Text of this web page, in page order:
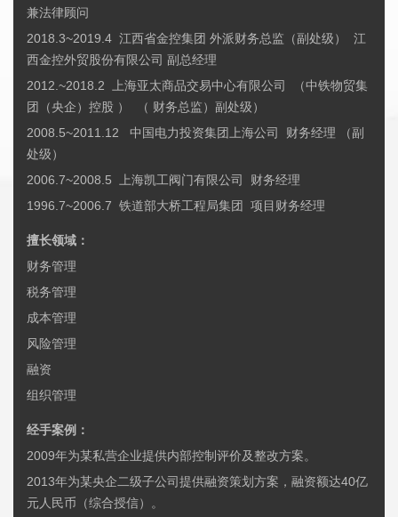
兼法律顾问
2018.3~2019.4 江西省金控集团 外派财务总监（副处级） 江
西金控外贸股份有限公司 副总经理
2012.~2018.2 上海亚太商品交易中心有限公司 （中铁物贸集
团（央企）控股 ） （ 财务总监）副处级）
2008.5~2011.12 中国电力投资集团上海公司 财务经理 （副
处级）
2006.7~2008.5 上海凯工阀门有限公司 财务经理
1996.7~2006.7 铁道部大桥工程局集团 项目财务经理
擅长领域：
财务管理
税务管理
成本管理
风险管理
融资
组织管理
经手案例：
2009年为某私营企业提供内部控制评价及整改方案。
2013年为某央企二级子公司提供融资策划方案，融资额达40亿
元人民币（综合授信）。